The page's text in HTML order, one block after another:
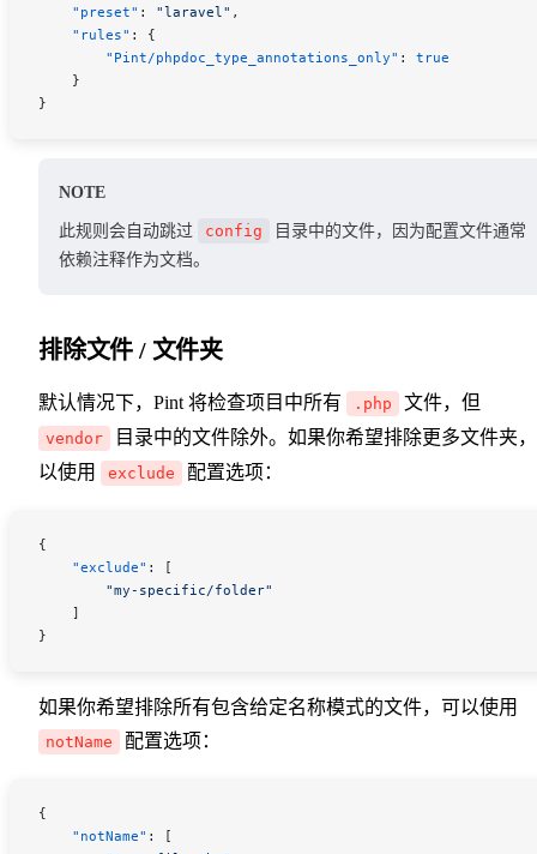
    "preset"
: "laravel" ,
    "rules"
: {
        "Pint/phpdoc_type_annotations_only"
: true
    }
}
NOTE
此规则会自动跳过 config
目录中的文件，因为配置文件通常
依赖注释作为文档。
排除文件 / 文件夹
默认情况下，Pint 将检查项目中所有 .php 文件，但
vendor
目录中的文件除外。如果你希望排除更多文件夹
以使用
exclude 配置选项：
{
    "exclude"
: [
        "my-specific/folder"
    ]
}
如果你希望排除所有包含给定名称模式的文件，可以使用
notName 配置选项：
{
    "notName"
: [